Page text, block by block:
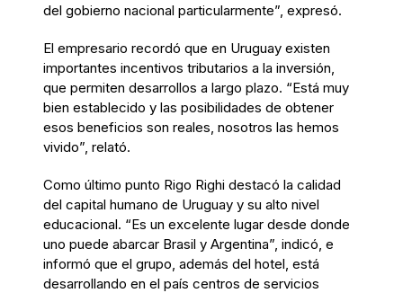
del gobierno nacional particularmente”, expresó.
El empresario recordó que en Uruguay existen
importantes incentivos tributarios a la inversión,
que permiten desarrollos a largo plazo. “Está muy
bien establecido y las posibilidades de obtener
esos beneficios son reales, nosotros las hemos
vivido”, relató.
Como último punto Rigo Righi destacó la calidad
del capital humano de Uruguay y su alto nivel
educacional. “Es un excelente lugar desde donde
uno puede abarcar Brasil y Argentina”, indicó, e
informó que el grupo, además del hotel, está
desarrollando en el país centros de servicios